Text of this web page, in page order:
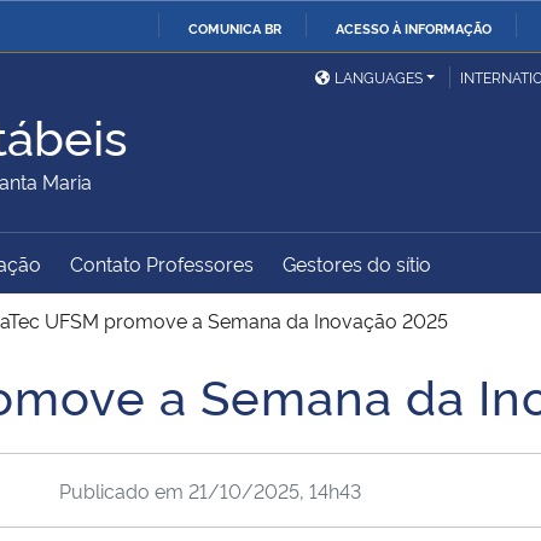
COMUNICA BR ACESSO À INFORMAÇÃO
Ministério da Defesa
Ministério das Relações
Exteriores
Ministério da Cidadania
Ministério do
Desenvolvimento Regional
Controladoria-Geral da
União
Advocacia-Geral da União Banco Central do Brasil
LANGUAGES
Maria
Contato Professores Gestores do sítio
UFSM promove a Semana da Inovação 2025
a Semana da
Publicado em 21/10/2025, 14h43